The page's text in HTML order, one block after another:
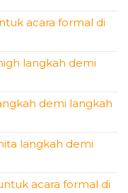
acara formal di
langkah demi
demi langkah
langkah demi
acara formal di